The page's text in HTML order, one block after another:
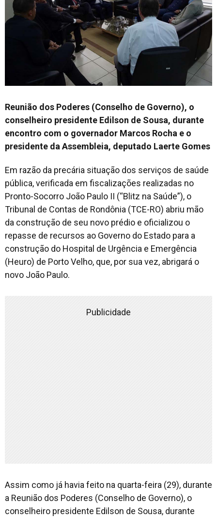
Reunião dos Poderes (Conselho de Governo), o
conselheiro presidente Edilson de Sousa, durante
encontro com o governador Marcos Rocha e o
presidente da Assembleia, deputado Laerte Gomes
Em razão da precária situação dos serviços de saúde
pública, verificada em fiscalizações realizadas no
Pronto-Socorro João Paulo II (“Blitz na Saúde”), o
Tribunal de Contas de Rondônia (TCE-RO) abriu mão
da construção de seu novo prédio e oficializou o
repasse de recursos ao Governo do Estado para a
construção do Hospital de Urgência e Emergência
(Heuro) de Porto Velho, que, por sua vez, abrigará o
novo João Paulo.
Publicidade
Assim como já havia feito na quarta-feira (29), durante
a Reunião dos Poderes (Conselho de Governo), o
conselheiro presidente Edilson de Sousa, durante